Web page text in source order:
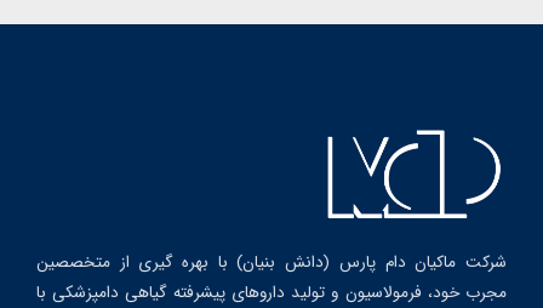
شرکت ماکیان دام پارس (دانش بنیان) با بهره گیری از متخصصین
مجرب خود، فرمولاسیون و تولید داروهای پیشرفته گیاهی دامپزشکی با